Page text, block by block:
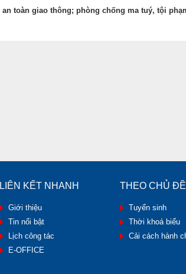
toàn giao thông; phòng chống ma tuý, tội
LIÊN KẾT NHANH
Giới thiệu
Tin nổi bật
Lịch công tác
E-OFFICE
THEO CHỦ ĐỀ
Tuyển sinh
Thời khoá biểu
Cải cách hành